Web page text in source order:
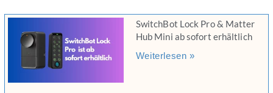
SwitchBot Lock Pro & Matter
Hub Mini ab sofort erhältlich
Weiterlesen »